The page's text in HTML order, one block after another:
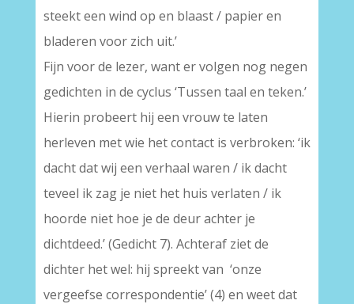
steekt een wind op en blaast / papier en
bladeren voor zich uit.’
Fijn voor de lezer, want er volgen nog negen
gedichten in de cyclus ‘Tussen taal en teken.’
Hierin probeert hij een vrouw te laten
herleven met wie het contact is verbroken: ‘ik
dacht dat wij een verhaal waren / ik dacht
teveel ik zag je niet het huis verlaten / ik
hoorde niet hoe je de deur achter je
dichtdeed.’ (Gedicht 7). Achteraf ziet de
dichter het wel: hij spreekt van ‘onze
vergeefse correspondentie’ (4) en weet dat